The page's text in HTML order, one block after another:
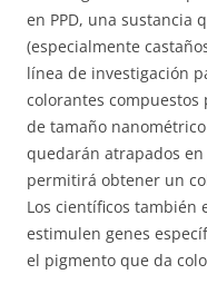
en PPD, una sustancia
(especialmente
línea de investigación
colorantes
de tamaño
quedarán atrapados
permitirá obtener un
Los científicos también
estimulen genes
el pigmento que da